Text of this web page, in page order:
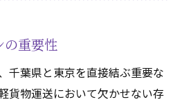
の重要性
千葉県と東京を直接結ぶ重要な
貨物運送において欠かせない存